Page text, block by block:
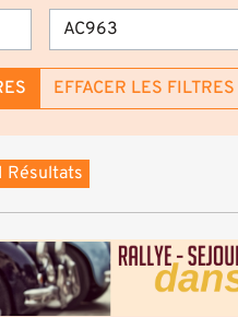
EFFACER LES FILTRES
Résultats